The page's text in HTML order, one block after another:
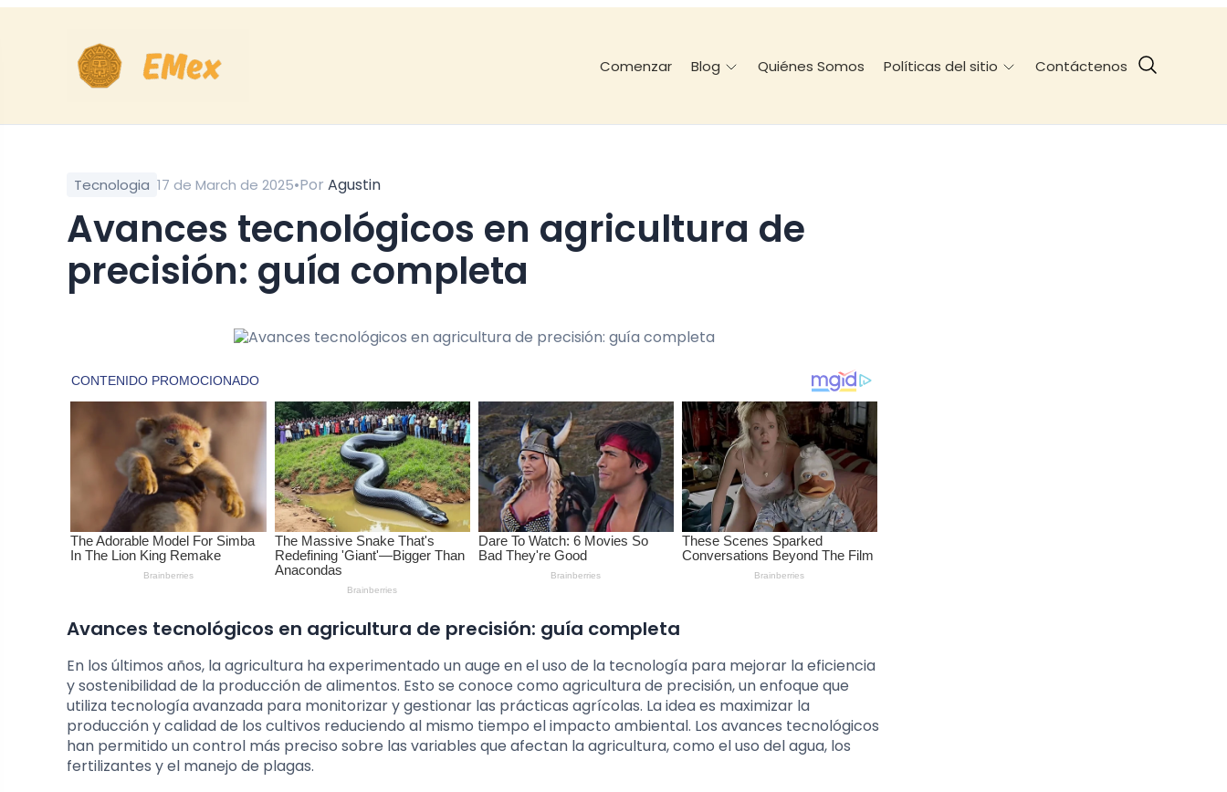
Comenzar Blog Quiénes Somos Políticas del sitio Contáctenos
Tecnologia 17 de March de 2025•Por Agustin
Avances tecnológicos en agricultura de
precisión: guía completa
Avances tecnológicos en agricultura de precisión: guía completa
En los últimos años, la agricultura ha experimentado un auge en el uso de la tecnología para mejorar la eficiencia
y sostenibilidad de la producción de alimentos. Esto se conoce como agricultura de precisión, un enfoque que
utiliza tecnología avanzada para monitorizar y gestionar las prácticas agrícolas. La idea es maximizar la
producción y calidad de los cultivos reduciendo al mismo tiempo el impacto ambiental. Los avances tecnológicos
han permitido un control más preciso sobre las variables que afectan la agricultura, como el uso del agua, los
fertilizantes y el manejo de plagas.